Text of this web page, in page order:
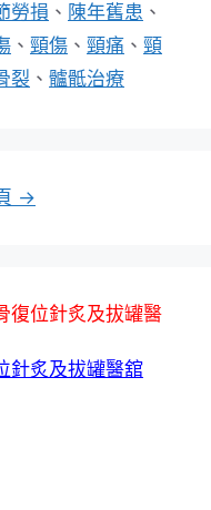
勞損 、 陳年舊患 、
、 頸傷 、 頸痛 、 頸
裂 、 髗骶治療
→
復位針炙及拔罐醫
針炙及拔罐醫舘